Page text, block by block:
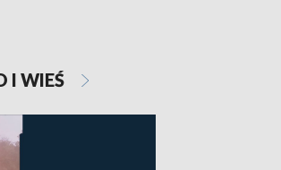
I WIEŚ